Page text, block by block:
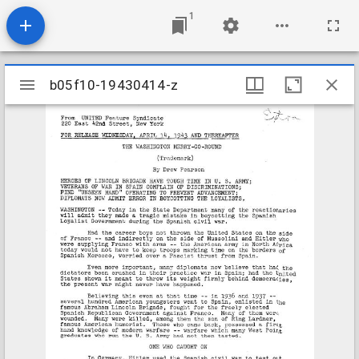
1
Mirador
viewer
b05f10-19430414-z
b05f10-19430414-z